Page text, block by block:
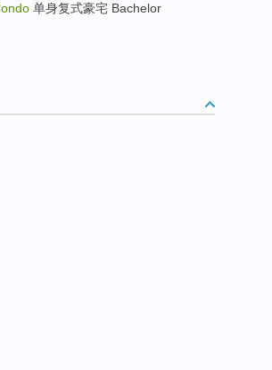
单身复式豪宅 Bachelor